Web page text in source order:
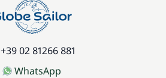
+39 02 81266 881
WhatsApp